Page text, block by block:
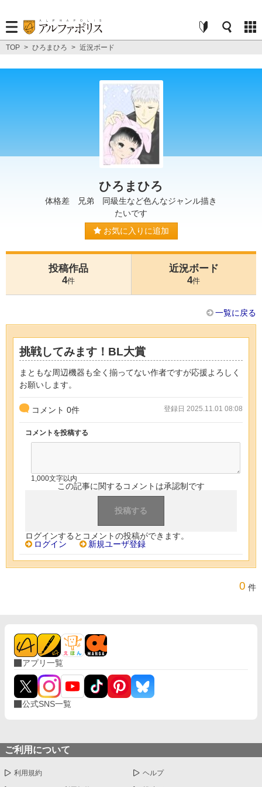
TOP > ひろまひろ > 近況ボード
ひろまひろ
体格差 兄弟 同級生など色んなジャンル描き
たいです
お気に入りに追加
投稿作品
4件
近況ボード
4件
一覧に戻る
挑戦してみます！BL大賞
まともな周辺機器も全く揃ってない作者ですが応援よろしく
お願いします。
コメント 0件 登録日 2025.11.01 08:08
コメントを投稿する
1,000文字以内
この記事に関するコメントは承認制です
ログインするとコメントの投稿ができます。
ログイン
新規ユーザ登録
0 件
アプリ一覧
公式SNS一覧
ご利用について
利用規約 ヘルプ